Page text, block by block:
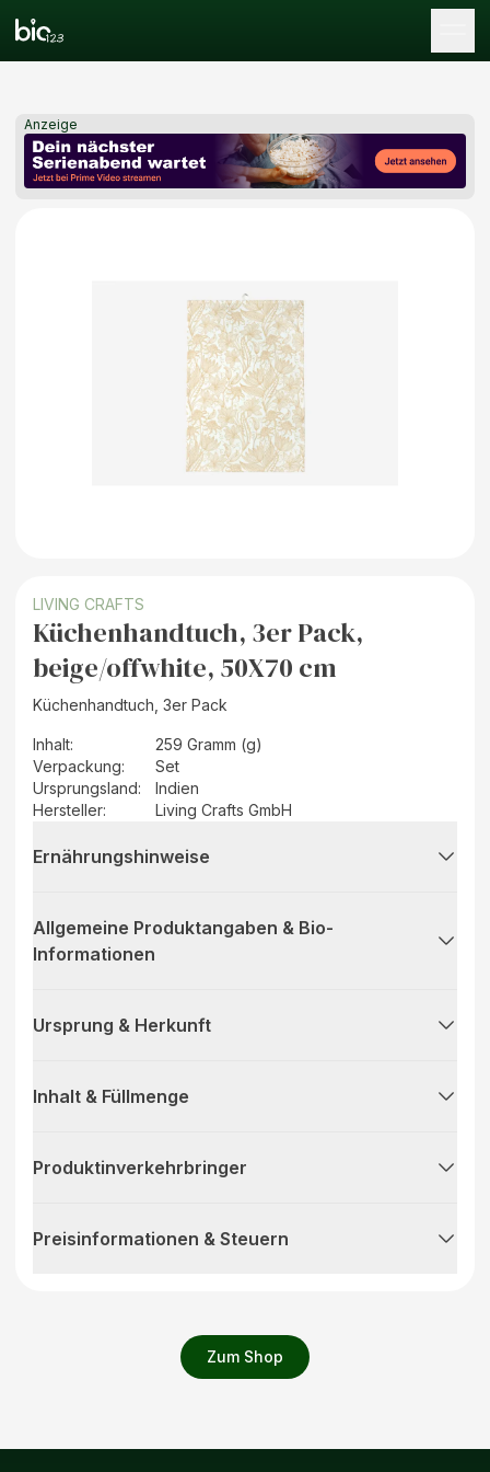
Anzeige
Zum Shop
LIVING CRAFTS
Küchenhandtuch, 3er Pack,
beige/offwhite, 50X70 cm
Küchenhandtuch, 3er Pack
Inhalt:
259 Gramm (g)
Verpackung:
Set
Ursprungsland:
Indien
Hersteller: Living Crafts GmbH
Ernährungshinweise
Allgemeine Produktangaben & Bio-
Informationen
Ursprung & Herkunft
Inhalt & Füllmenge
Produktinverkehrbringer
Preisinformationen & Steuern